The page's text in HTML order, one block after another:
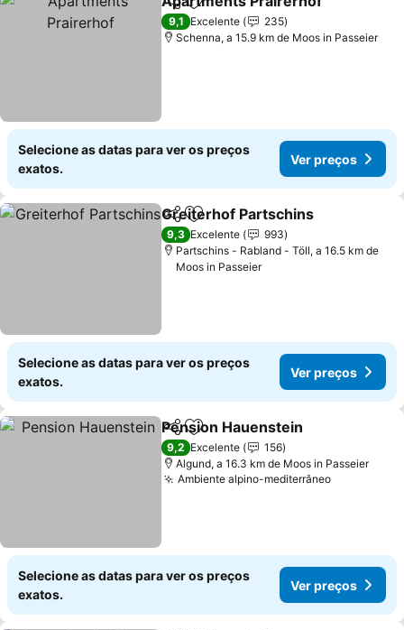
PartilharAdicionar aos favoritos
9,1 Excelente
235
Schenna, a 15.9 km de Moos in Passeier
Selecione as datas para ver os preços
exatos.
Ver preços
PartilharAdicionar aos favoritos
Greiterhof Partschins
9,3 Excelente
993
Partschins - Rabland - Töll, a 16.5 km de
Moos in Passeier
Selecione as datas para ver os preços
exatos.
Ver preços
PartilharAdicionar aos favoritos
Pension Hauenstein
9,2 Excelente
156
Algund, a 16.3 km de Moos in Passeier
Ambiente alpino-mediterrâneoVer preços
Selecione as datas para ver os preços
exatos.
Ver preços